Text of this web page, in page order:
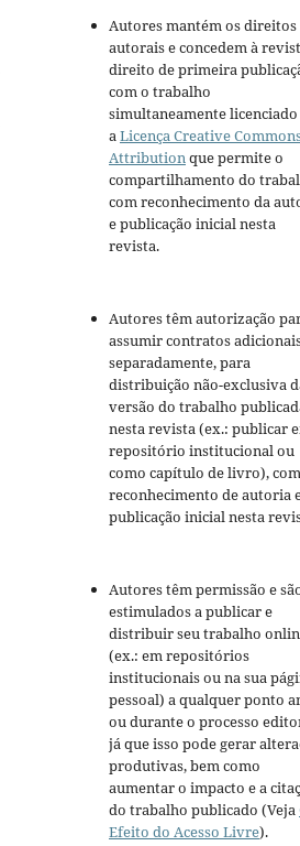
Autores mantém os direitos
autorais e concedem à
direito de primeira
com o trabalho
simultaneamente
aLicença Creative
Attributionque permite o
compartilhamento do
com reconhecimento da
e publicação inicial nesta
revista.
Autores têm autorização
assumir contratos
separadamente, para
distribuição não-exclusiva
versão do trabalho
nesta revista (ex.: publicar
repositório institucional ou
como capítulo de livro), com
reconhecimento de autoria
publicação inicial nesta
Autores têm permissão e
estimulados a publicar e
distribuir seu trabalho
(ex.: em repositórios
institucionais ou na sua
pessoal) a qualquer ponto
ou durante o processo
já que isso pode gerar
produtivas, bem como
aumentar o impacto e a
do trabalho publicado (Veja
Efeito do Acesso Livre).